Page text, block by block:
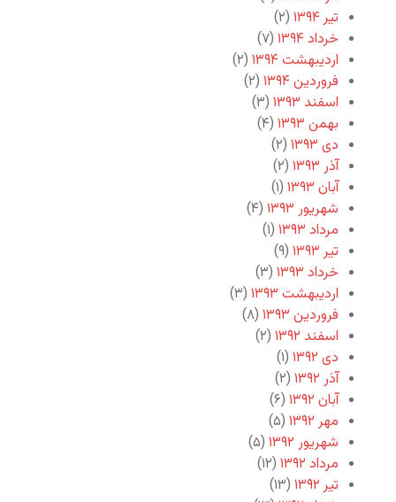
تیر ۱۳۹۴
(۲)
خرداد ۱۳۹۴
(۷)
اردیبهشت ۱۳۹۴
(۲)
فروردین ۱۳۹۴
(۲)
اسفند ۱۳۹۳
(۳)
بهمن ۱۳۹۳
(۴)
دی ۱۳۹۳
(۲)
آذر ۱۳۹۳
(۲)
آبان ۱۳۹۳
(۱)
شهریور ۱۳۹۳
(۴)
مرداد ۱۳۹۳
(۱)
تیر ۱۳۹۳
(۹)
خرداد ۱۳۹۳
(۳)
اردیبهشت ۱۳۹۳
(۳)
فروردین ۱۳۹۳
(۸)
اسفند ۱۳۹۲
(۲)
دی ۱۳۹۲
(۱)
آذر ۱۳۹۲
(۲)
آبان ۱۳۹۲
(۶)
مهر ۱۳۹۲
(۵)
شهریور ۱۳۹۲
(۵)
مرداد ۱۳۹۲
(۱۲)
تیر ۱۳۹۲
(۱۳)